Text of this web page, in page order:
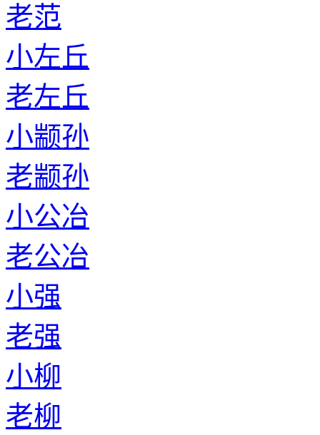
老范
小左丘
老左丘
小颛孙
老颛孙
小公冶
老公冶
小强
老强
小柳
老柳